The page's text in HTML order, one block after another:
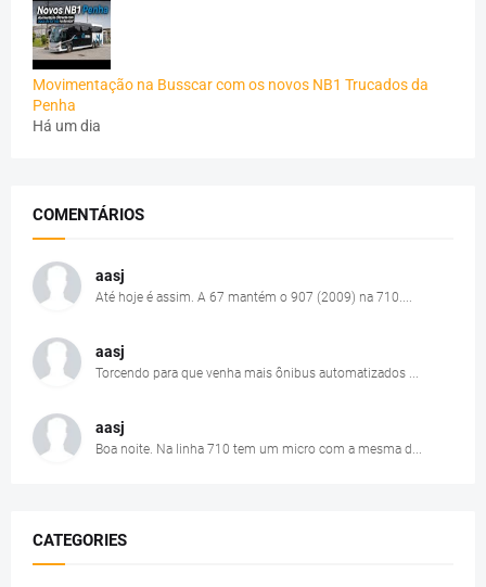
Movimentação na Busscar com os novos NB1 Trucados da
Penha
Há um dia
COMENTÁRIOS
aasj
Até hoje é assim. A 67 mantém o 907 (2009) na 710....
aasj
Torcendo para que venha mais ônibus automatizados ...
aasj
Boa noite. Na linha 710 tem um micro com a mesma d...
CATEGORIES